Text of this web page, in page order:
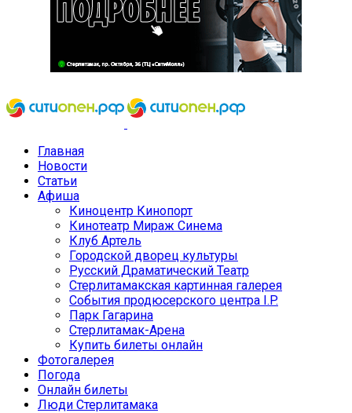
Главная
Новости
Статьи
Афиша
Киноцентр Кинопорт
Кинотеатр Мираж Синема
Клуб Артель
Городской дворец культуры
Русский Драматический Театр
Стерлитамакская картинная галерея
События продюсерского центра I.P.
Парк Гагарина
Стерлитамак-Арена
Купить билеты онлайн
Фотогалерея
Погода
Онлайн билеты
Люди Стерлитамака